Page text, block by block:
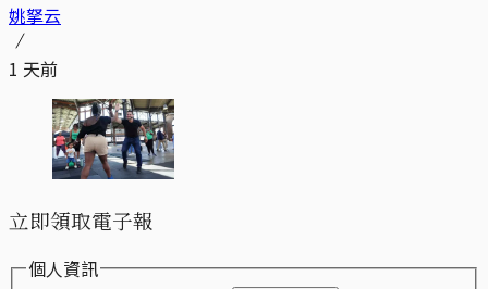
姚拏云
1 天前
立即領取電子報
個人資訊